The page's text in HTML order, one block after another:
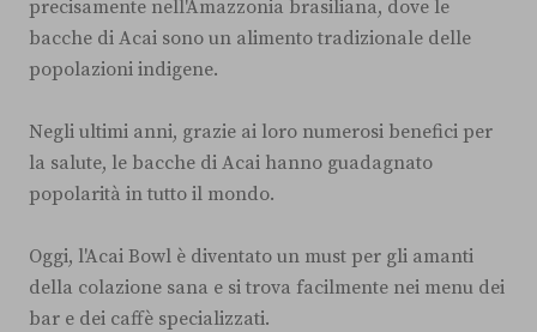
precisamente nell'Amazzonia brasiliana, dove le
bacche di Acai sono un alimento tradizionale delle
popolazioni indigene.
Negli ultimi anni, grazie ai loro numerosi benefici per
la salute, le bacche di Acai hanno guadagnato
popolarità in tutto il mondo.
Oggi, l'Acai Bowl è diventato un must per gli amanti
della colazione sana e si trova facilmente nei menu dei
bar e dei caffè specializzati.